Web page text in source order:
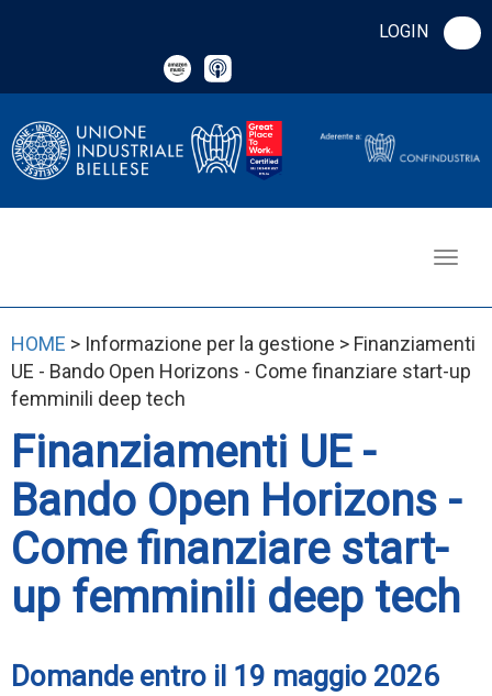
LOGIN
HOME > Informazione per la gestione > Finanziamenti
UE - Bando Open Horizons - Come finanziare start-up
femminili deep tech
Finanziamenti UE -
Bando Open Horizons -
Come finanziare start-
up femminili deep tech
Domande entro il 19 maggio 2026